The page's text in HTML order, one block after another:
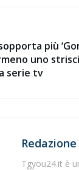
più
uno
serie tv
Tgyou24.it è